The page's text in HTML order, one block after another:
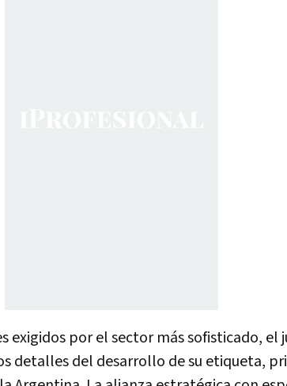
exigidos por el sector más sofisticado, el
detalles del desarrollo de su etiqueta,